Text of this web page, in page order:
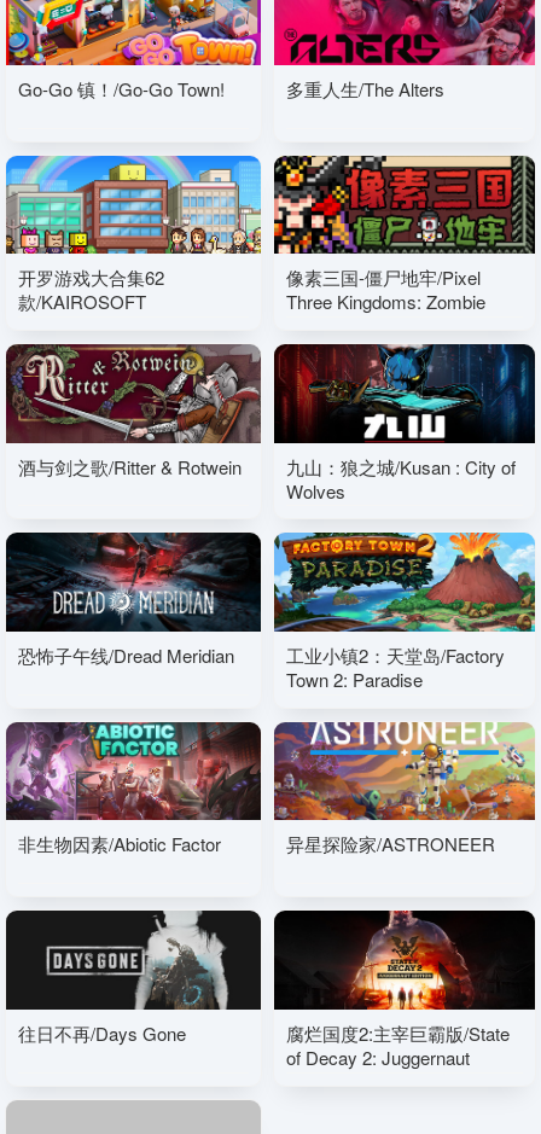
Go-Go 镇！/Go-Go Town! 多重人生/The Alters
开罗游戏大合集62
款/KAIROSOFT
像素三国-僵尸地牢/Pixel
Three Kingdoms: Zombie
酒与剑之歌/Ritter & Rotwein
九山：狼之城/Kusan : City of
Wolves
恐怖子午线/Dread Meridian
工业小镇2：天堂岛/Factory
Town 2: Paradise
非生物因素/Abiotic Factor 异星探险家/ASTRONEER
往日不再/Days Gone
腐烂国度2:主宰巨霸版/State
of Decay 2: Juggernaut